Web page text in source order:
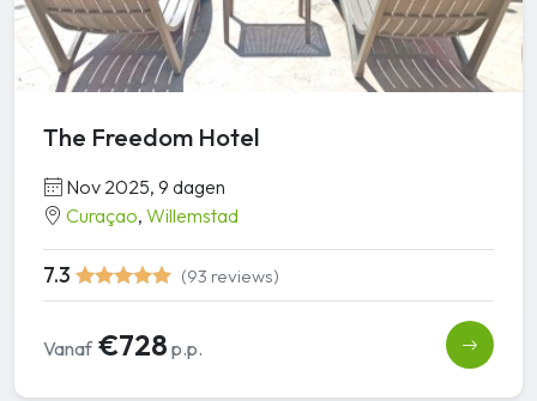
The Freedom Hotel
Nov 2025, 9 dagen
Curaçao, Willemstad
7.3 (93 reviews)
Vanaf€728 p.p.